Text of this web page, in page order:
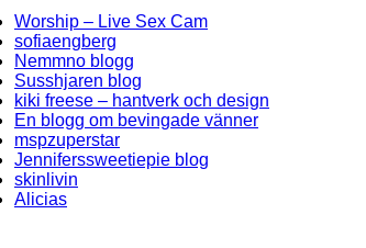
Worship – Live Sex Cam
sofiaengberg
Nemmno blogg
Susshjaren blog
kiki freese – hantverk och design
En blogg om bevingade vänner
mspzuperstar
Jenniferssweetiepie blog
skinlivin
Alicias